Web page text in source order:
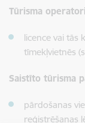
Tūrisma
licence vai tās
tīmekļvietnēs
Saistīto tūrisma
pārdošanas
reģistrēšanas